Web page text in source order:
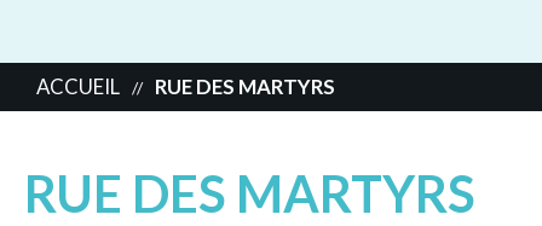
ACCUEIL // RUE DES MARTYRS
RUE DES MARTYRS